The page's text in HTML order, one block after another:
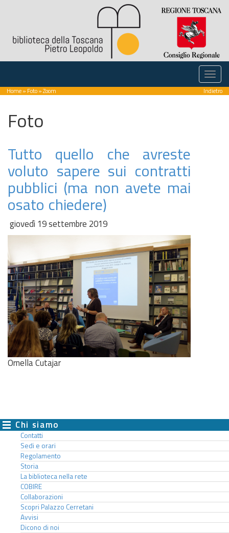
Home» Foto» Zoom Indietro
Foto
Tutto quello che avreste
voluto sapere sui contratti
pubblici (ma non avete mai
osato chiedere)
giovedì 19 settembre 2019
Ornella Cutajar
Chi siamo
Contatti
Sedi e orari
Regolamento
Storia
La biblioteca nella rete
COBIRE
Collaborazioni
Scopri Palazzo Cerretani
Avvisi
Dicono di noi